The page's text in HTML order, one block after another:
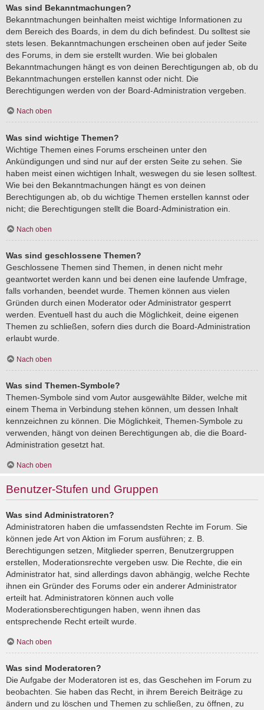
Was sind Bekanntmachungen?
Bekanntmachungen beinhalten meist wichtige Informationen zu
dem Bereich des Boards, in dem du dich befindest. Du solltest sie
stets lesen. Bekanntmachungen erscheinen oben auf jeder Seite
des Forums, in dem sie erstellt wurden. Wie bei globalen
Bekanntmachungen hängt es von deinen Berechtigungen ab, ob du
Bekanntmachungen erstellen kannst oder nicht. Die
Berechtigungen werden von der Board-Administration vergeben.
Nach oben
Was sind wichtige Themen?
Wichtige Themen eines Forums erscheinen unter den
Ankündigungen und sind nur auf der ersten Seite zu sehen. Sie
haben meist einen wichtigen Inhalt, weswegen du sie lesen solltest.
Wie bei den Bekanntmachungen hängt es von deinen
Berechtigungen ab, ob du wichtige Themen erstellen kannst oder
nicht; die Berechtigungen stellt die Board-Administration ein.
Nach oben
Was sind geschlossene Themen?
Geschlossene Themen sind Themen, in denen nicht mehr
geantwortet werden kann und bei denen eine laufende Umfrage,
falls vorhanden, beendet wurde. Themen können aus vielen
Gründen durch einen Moderator oder Administrator gesperrt
werden. Eventuell hast du auch die Möglichkeit, deine eigenen
Themen zu schließen, sofern dies durch die Board-Administration
erlaubt wurde.
Nach oben
Was sind Themen-Symbole?
Themen-Symbole sind vom Autor ausgewählte Bilder, welche mit
einem Thema in Verbindung stehen können, um dessen Inhalt
kennzeichnen zu können. Die Möglichkeit, Themen-Symbole zu
verwenden, hängt von deinen Berechtigungen ab, die die Board-
Administration gesetzt hat.
Nach oben
Benutzer-Stufen und Gruppen
Was sind Administratoren?
Administratoren haben die umfassendsten Rechte im Forum. Sie
können jede Art von Aktion im Forum ausführen; z. B.
Berechtigungen setzen, Mitglieder sperren, Benutzergruppen
erstellen, Moderationsrechte vergeben usw. Die Rechte, die ein
Administrator hat, sind allerdings davon abhängig, welche Rechte
ihnen ein Gründer des Forums oder ein anderer Administrator
erteilt hat. Administratoren können auch volle
Moderationsberechtigungen haben, wenn ihnen das
entsprechende Recht erteilt wurde.
Nach oben
Was sind Moderatoren?
Die Aufgabe der Moderatoren ist es, das Geschehen im Forum zu
beobachten. Sie haben das Recht, in ihrem Bereich Beiträge zu
ändern und zu löschen und Themen zu schließen, zu öffnen, zu